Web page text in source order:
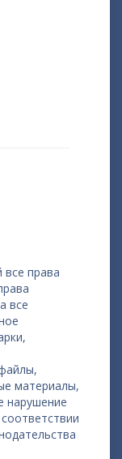
права
все
материалы,
нарушение